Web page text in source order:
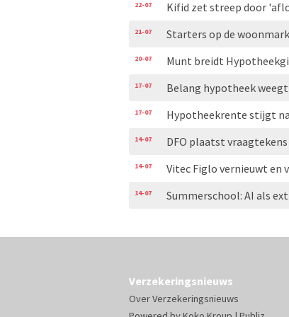
22-07 Kifid zet streep door
21-07 Starters op de
20-07 Munt breidt
17-07 Belang hypotheek
17-07 Hypotheekrente stijgt
14-07 DFO plaatst
14-07 Vitec Figlo vernieuwt
14-07 Summerschool: AI als
Verzekeringsnieuws
Over Verzekeringsnieuws